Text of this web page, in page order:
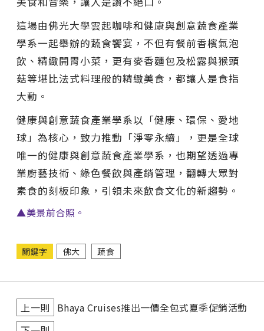
這場由佛光大學雲起咖啡和健康與創意蔬食產業
學系一起舉辦的蔬食饗宴，不但有餐前香檳氣泡
飲、精緻開胃小菜，更有麥香麵包及松露與猴頭
菇等堪比法式料理般的精緻美食，都讓人是食指
大動。
健康與創意蔬食產業學系以「健康、環保、愛地
球」為核心，致力推動「淨零永續」，更是全球
唯一的健康與創意蔬食產業學系，也期望透過專
業廚藝技術、綠色餐飲與產銷管理，翻轉大眾對
素食的刻板印象，引領未來飲食文化的新趨勢。
▲美景前合照。
關鍵字 佛大 蔬食
上一則
Bhaya Cruises推出一價全包式夏季促銷活動